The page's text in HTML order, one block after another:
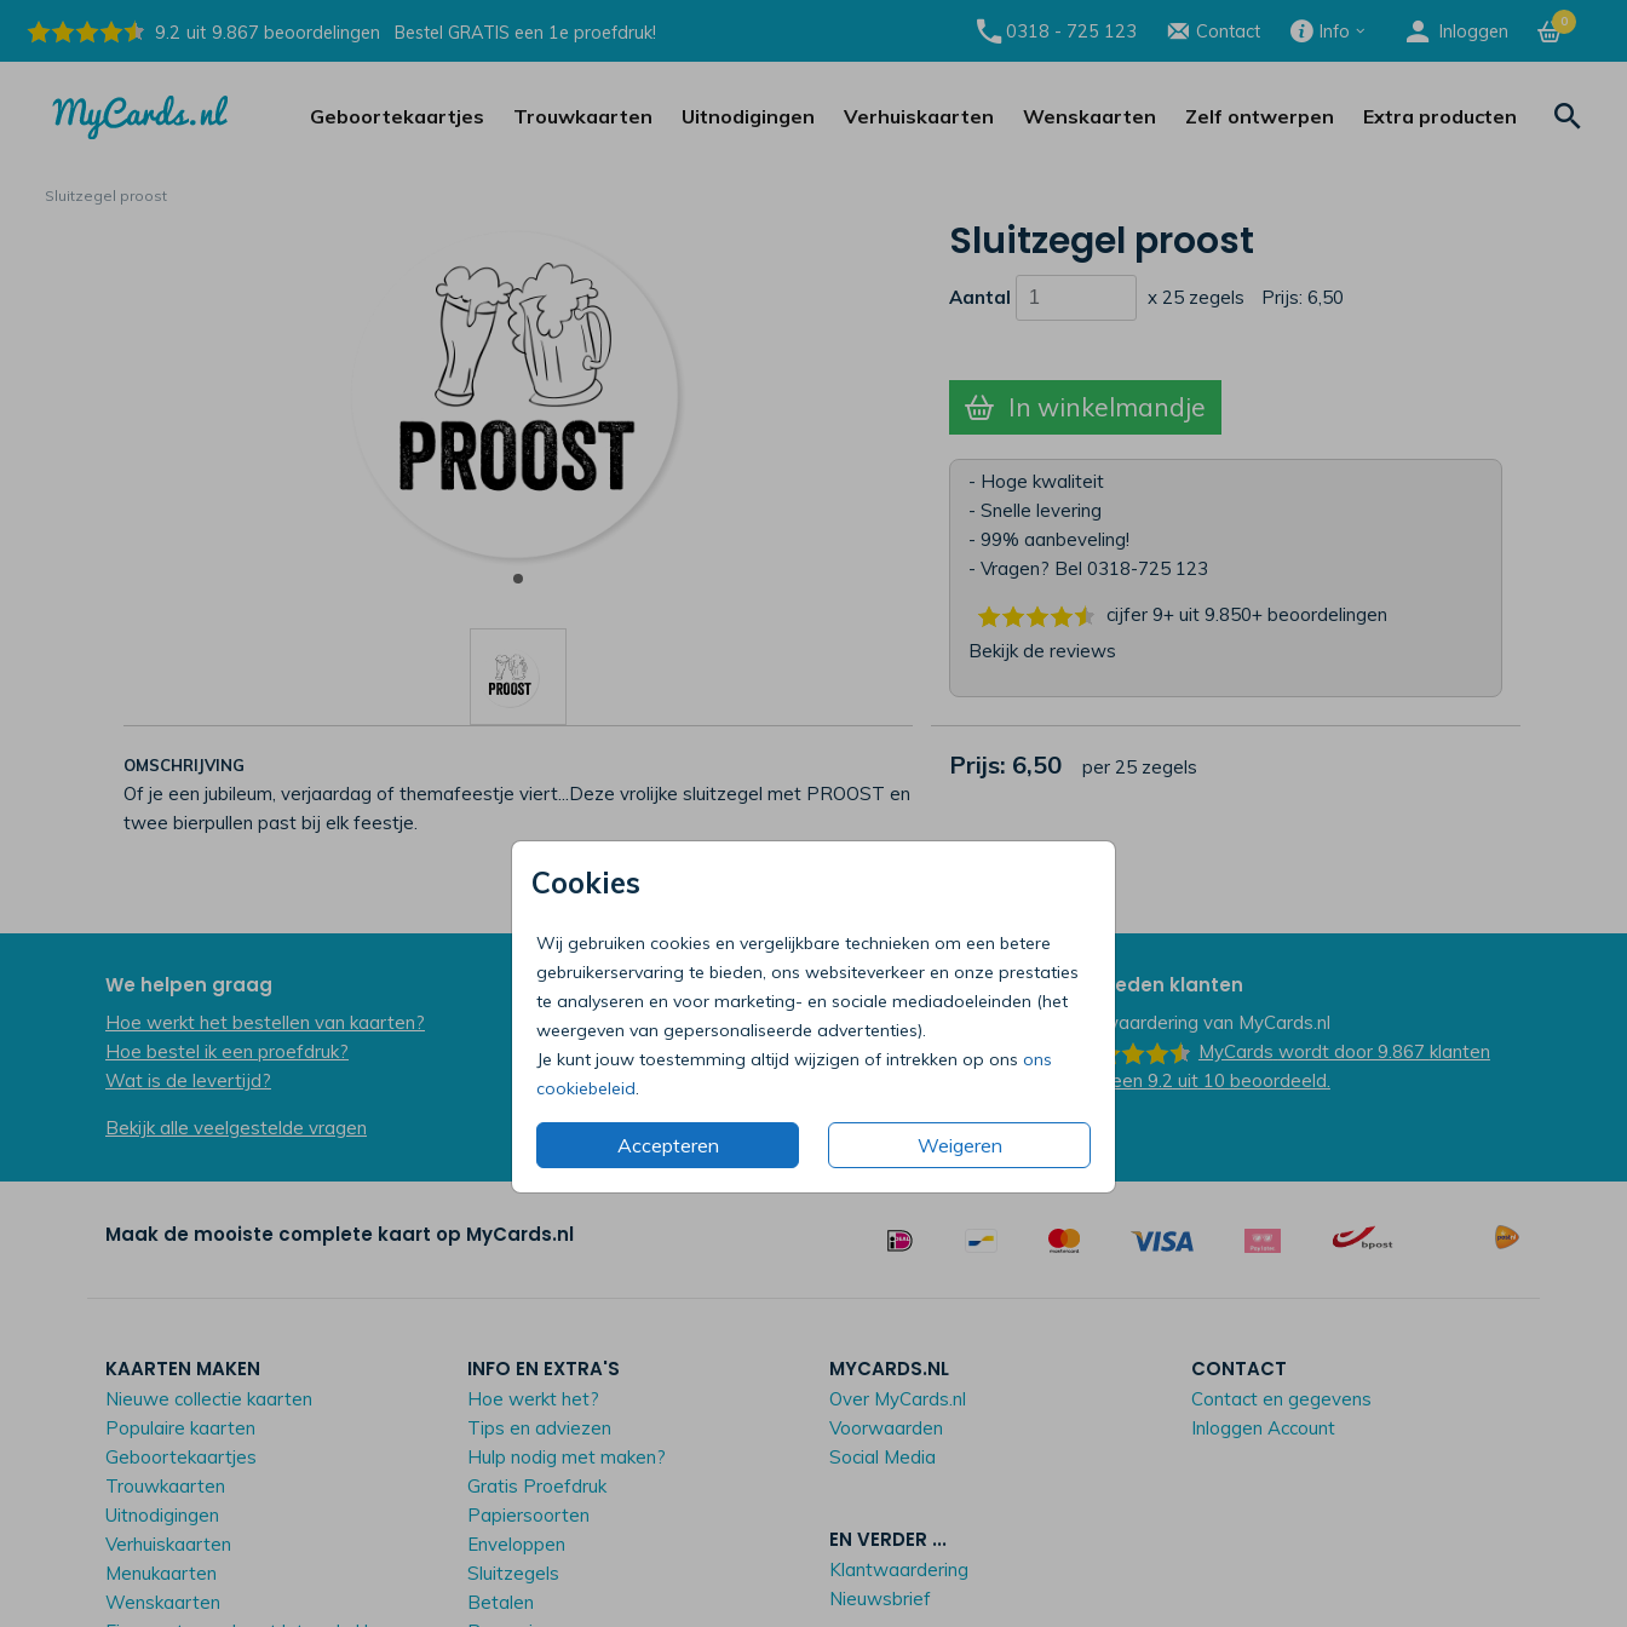
9.2 uit 9.867 beoordelingen Bestel GRATIS een 1e proefdruk! 0318 - 725 123 Contact Info Inloggen 0
Geboortekaartjes Trouwkaarten Uitnodigingen Verhuiskaarten Wenskaarten Zelf ontwerpen Extra producten
Cookies
Wij gebruiken cookies en vergelijkbare technieken om een betere
gebruikerservaring te bieden, ons websiteverkeer en onze prestaties
te analyseren en voor marketing- en sociale mediadoeleinden (het
weergeven van gepersonaliseerde advertenties).
Je kunt jouw toestemming altijd wijzigen of intrekken op ons ons
cookiebeleid
Accepteren Weigeren
Sluitzegel proost
Sluitzegel proost
Aantal x 25 zegels Prijs:6,50
In winkelmandje
- Hoge kwaliteit
- Snelle levering
- 99% aanbeveling!
- Vragen? Bel 0318-725 123
cijfer 9+ uit 9.850+beoordelingen
Bekijk de reviews
OMSCHRIJVING
Of je een jubileum, verjaardag of themafeestje viert...Deze vrolijke sluitzegel met PROOST en
twee bierpullen past bij elk feestje.
Prijs: 6,50 per 25 zegels
We helpen graag
Hoe werkt het bestellen van kaarten?
Hoe bestel ik een proefdruk?
Wat is de levertijd?
Bekijk alle veelgestelde vragen
Bel onze klantenservice
0318 - 72 51 23
Op werkdagen van 09:00 tot 18:00 uur
Mailen mag ook:
Tevreden klanten
De waardering van MyCards.nl
MyCards wordt door 9.867 klanten
met een 9.2 uit 10 beoordeeld.
Maak de mooiste complete kaart op MyCards.nl
KAARTEN MAKEN
Nieuwe collectie kaarten
Populaire kaarten
Geboortekaartjes
Trouwkaarten
Uitnodigingen
Verhuiskaarten
Menukaarten
Wenskaarten
INFO EN EXTRA'S
Hoe werkt het?
Tips en adviezen
Hulp nodig met maken?
Gratis Proefdruk
Papiersoorten
Enveloppen
Sluitzegels
Betalen
MYCARDS.NL
Over MyCards.nl
Voorwaarden
Social Media
EN VERDER ...
Klantwaardering
Nieuwsbrief
CONTACT
Contact en gegevens
Inloggen Account